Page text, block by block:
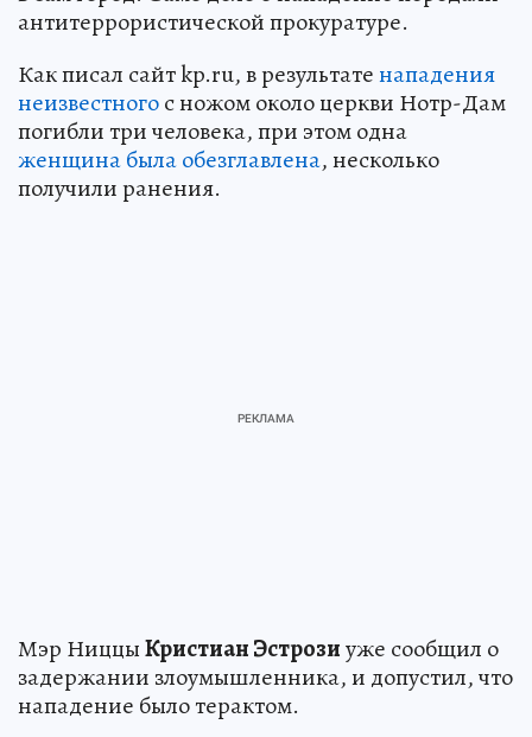
антитеррористической прокуратуре.
Как писал сайт kp.ru, в результатенападения
неизвестногос ножом около церкви Нотр-Дам
погибли три человека, при этом одна
женщина была обезглавлена, несколько
получили ранения.
Мэр НиццыКристиан Эстрозиуже сообщил о
задержании злоумышленника, и допустил, что
нападение было терактом.